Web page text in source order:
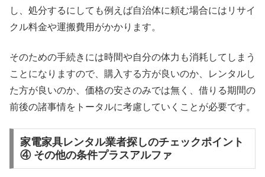
し、処分するにしても例えば自治体に頼む場合にはリサイ
クル料金や運搬費用がかかります。
そのための手続きには時間や自分の体力も消耗してしまう
ことになりますので、購入する方が良いのか、レンタルし
た方が良いのか、価格の安さのみでは無く、借りる期間の
前後の諸事情をトータルに考慮していくことが必要です。
家電家具レンタル業者探しのチェックポイント
④ その他の条件プラスアルファ